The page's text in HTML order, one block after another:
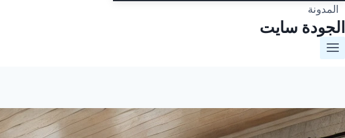
المدونة
الجودة سايت